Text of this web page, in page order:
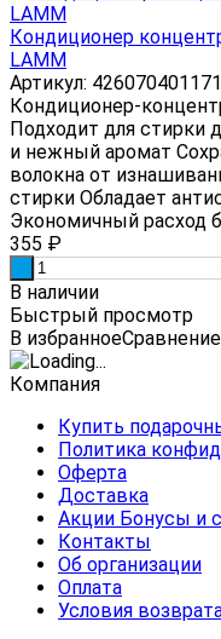
Кондиционер
LAMM
Артикул:
Кондиционер-
Подходит для стирки
и нежный аромат
волокна от
стирки Обладает
Экономичный расход
355 ₽
В наличии
Быстрый просмотр
В избранноеСравнение
Компания
Купить
Политика
Оферта
Доставка
Акции Бонусы и
Контакты
Об организации
Оплата
Условия